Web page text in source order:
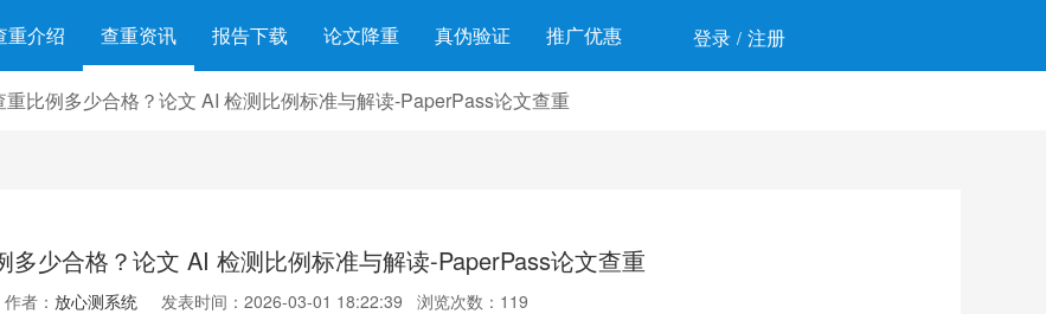
重介绍 查重资讯 报告下载 论文降重 真伪验证 推广优惠 登录 / 注册
重比例多少合格？论文 AI 检测比例标准与解读-PaperPass论文查重
多少合格？论文 AI 检测比例标准与解读-PaperPass论文查重
作者： 放心测系统 发表时间：2026-03-01 18:22:39 浏览次数：119